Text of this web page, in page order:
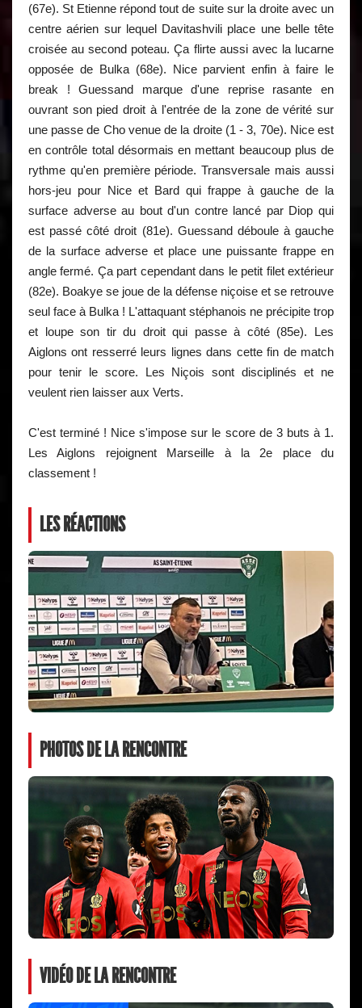
(67e). St Etienne répond tout de suite sur la droite avec un
centre aérien sur lequel Davitashvili place une belle tête
croisée au second poteau. Ça flirte aussi avec la lucarne
opposée de Bulka (68e). Nice parvient enfin à faire le
break ! Guessand marque d'une reprise rasante en
ouvrant son pied droit à l'entrée de la zone de vérité sur
une passe de Cho venue de la droite (1 - 3, 70e). Nice est
en contrôle total désormais en mettant beaucoup plus de
rythme qu'en première période. Transversale mais aussi
hors-jeu pour Nice et Bard qui frappe à gauche de la
surface adverse au bout d'un contre lancé par Diop qui
est passé côté droit (81e). Guessand déboule à gauche
de la surface adverse et place une puissante frappe en
angle fermé. Ça part cependant dans le petit filet extérieur
(82e). Boakye se joue de la défense niçoise et se retrouve
seul face à Bulka ! L'attaquant stéphanois ne précipite trop
et loupe son tir du droit qui passe à côté (85e). Les
Aiglons ont resserré leurs lignes dans cette fin de match
pour tenir le score. Les Niçois sont disciplinés et ne
veulent rien laisser aux Verts.
C'est terminé ! Nice s'impose sur le score de 3 buts à 1.
Les Aiglons rejoignent Marseille à la 2e place du
classement !
LES RÉACTIONS
PHOTOS DE LA RENCONTRE
VIDÉO DE LA RENCONTRE